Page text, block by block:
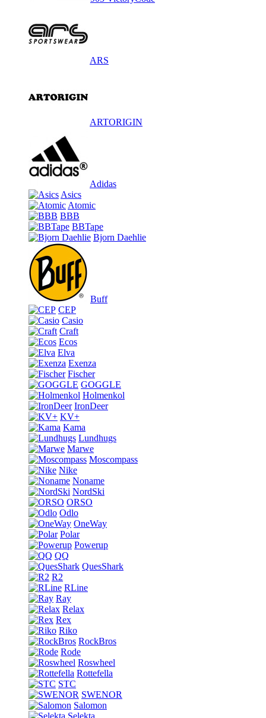
ARS
ARTORIGIN
Adidas
Asics
Atomic
BBB
BBTape
Bjorn Daehlie
Buff
CEP
Casio
Craft
Ecos
Elva
Exenza
Fischer
GOGGLE
Holmenkol
IronDeer
KV+
Kama
Lundhugs
Marwe
Moscompass
Nike
Noname
NordSki
ORSO
Odlo
OneWay
Polar
Powerup
QQ
QuesShark
R2
RLine
Ray
Relax
Rex
Riko
RockBros
Rode
Roswheel
Rottefella
STC
SWENOR
Salomon
Selekta